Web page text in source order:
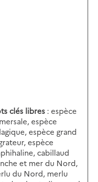
clés libres : espèce
espèce
espèce grand
espèce
cabillaud
et mer du Nord,
du Nord, merlu